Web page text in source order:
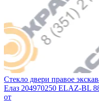
Стекло двери правое
Елаз 204970250 ELAZ-BL
от